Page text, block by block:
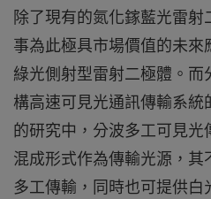
除了現有的氮化鎵藍光雷
事為此極具市場價值的未
綠光側射型雷射二極體。
構高速可見光通訊傳輸系
的研究中，分波多工可見
混成形式作為傳輸光源，
多工傳輸，同時也可提供